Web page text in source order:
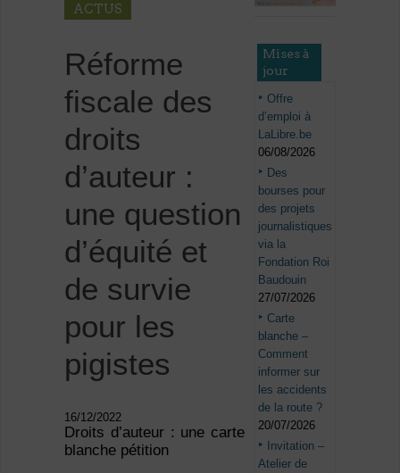
ACTUS
Réforme
fiscale des
droits
d’auteur :
une question
d’équité et
de survie
pour les
pigistes
16/12/2022
Droits d’auteur : une carte
blanche pétition
Mises à
jour
Offre
d’emploi à
LaLibre.be
06/08/2026
Des
bourses pour
des projets
journalistiques
via la
Fondation Roi
Baudouin
27/07/2026
Carte
blanche –
Comment
informer sur
les accidents
de la route ?
20/07/2026
Invitation –
Atelier de